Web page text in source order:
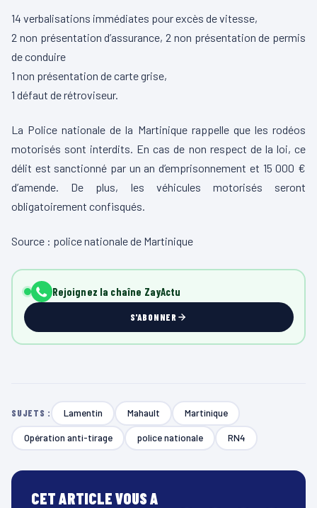
14 verbalisations immédiates pour excès de vitesse,
2 non présentation d’assurance, 2 non présentation de permis
de conduire
1 non présentation de carte grise,
1 défaut de rétroviseur.
La Police nationale de la Martinique rappelle que les rodéos
motorisés sont interdits. En cas de non respect de la loi, ce
délit est sanctionné par un an d’emprisonnement et 15 000 €
d’amende. De plus, les véhicules motorisés seront
obligatoirement confisqués.
Source : police nationale de Martinique
Rejoignez la chaîne ZayActu
S'ABONNER
SUJETS : Lamentin Mahault Martinique
Opération anti-tirage police nationale RN4
CET ARTICLE VOUS A